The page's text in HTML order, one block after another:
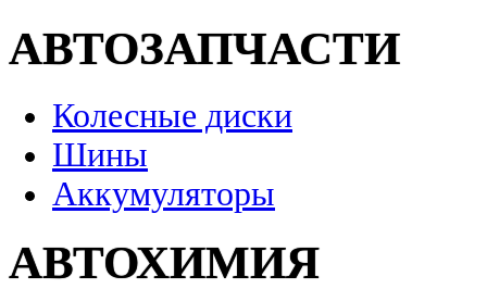
АВТОЗАПЧАСТИ
Колесные диски
Шины
Аккумуляторы
АВТОХИМИЯ